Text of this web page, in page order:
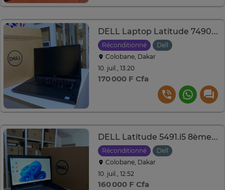
DELL Laptop Latitude 7490.i7 8ème Gén.16Go.SSD 512Go 14''
Réconditionné
Dell
Colobane, Dakar
10. juil., 13:20
170 000 F Cfa
DELL Latitude 5491.i5 8ème Gén.8Go.SSD 256Go.14'' TACTILE
Réconditionné
Dell
Colobane, Dakar
10. juil., 12:52
160 000 F Cfa